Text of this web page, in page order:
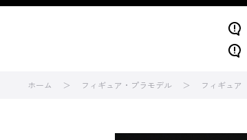
ホーム フィギュア・プラモデル フィギュア